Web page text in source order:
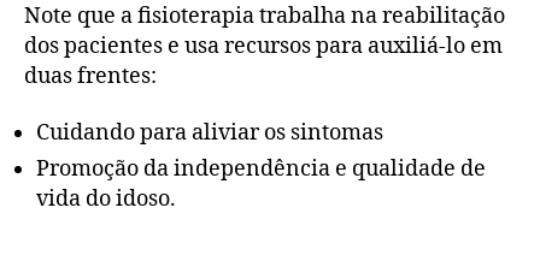
Note que a fisioterapia trabalha na reabilitação
dos pacientes e usa recursos para auxiliá-lo em
duas frentes:
Cuidando para aliviar os sintomas
Promoção da independência e qualidade de
vida do idoso.